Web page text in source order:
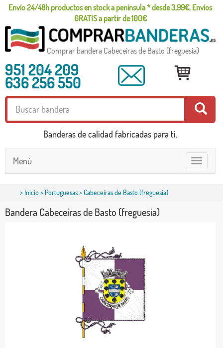
Envío 24/48h productos en stock a península * desde 3,99€, Envíos
GRATIS a partir de 100€
Comprar bandera Cabeceiras de Basto (freguesia)
951 204 209
636 256 550
Banderas de calidad fabricadas para ti.
Toggle
navigation
Menú
> Inicio> Portuguesas> Cabeceiras de Basto (freguesia)
Bandera Cabeceiras de Basto (freguesia)